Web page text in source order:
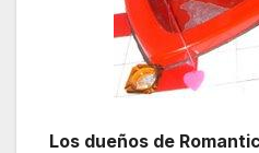
Los dueños de